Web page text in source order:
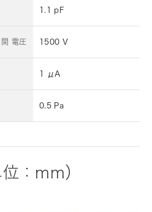
1.1 pF
電圧 1500 V
1 μA
0.5 Pa
：mm）